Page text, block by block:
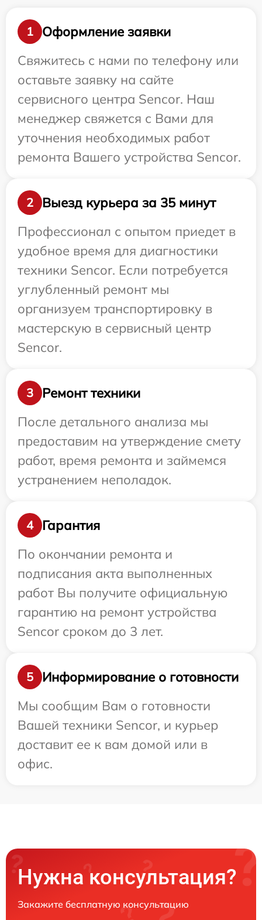
1
Оформление заявки
Свяжитесь с нами по телефону или
оставьте заявку на сайте
сервисного центра Sencor. Наш
менеджер свяжется с Вами для
уточнения необходимых работ
ремонта Вашего устройства Sencor.
2
Выезд курьера за 35 минут
Профессионал с опытом приедет в
удобное время для диагностики
техники Sencor. Если потребуется
углубленный ремонт мы
организуем транспортировку в
мастерскую в сервисный центр
Sencor.
3
Ремонт техники
После детального анализа мы
предоставим на утверждение смету
работ, время ремонта и займемся
устранением неполадок.
4
Гарантия
По окончании ремонта и
подписания акта выполненных
работ Вы получите официальную
гарантию на ремонт устройства
Sencor сроком до 3 лет.
5
Информирование о готовности
Мы сообщим Вам о готовности
Вашей техники Sencor, и курьер
доставит ее к вам домой или в
офис.
Нужна консультация?
Закажите бесплатную консультацию